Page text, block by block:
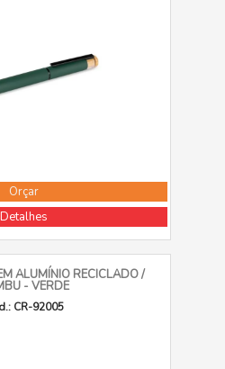
Orçar
Detalhes
ALUMÍNIO RECICLADO /
- VERDE
CR-92005